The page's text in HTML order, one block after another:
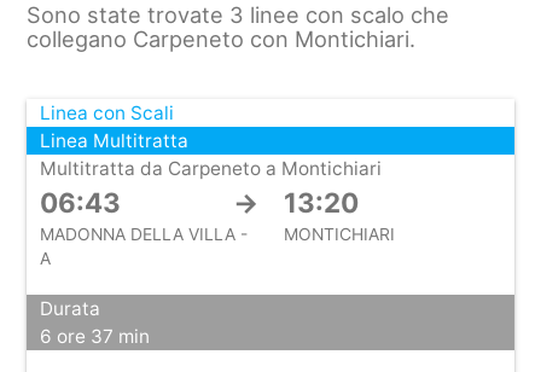
Sono state trovate 3 linee con scalo che
collegano Carpeneto con Montichiari.
Linea con Scali
Linea Multitratta
Multitratta da Carpeneto a Montichiari
06:43 → 13:20
MADONNA DELLA VILLA -
A
MONTICHIARI
Durata
6 ore 37 min